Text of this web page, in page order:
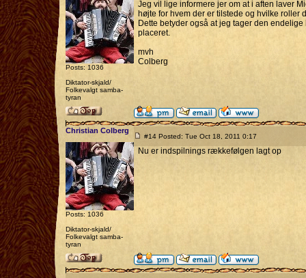
Posts: 1036
Diktator-skjald/
Folkevalgt samba-
tyran
Jeg vil lige informere jer om at i aften laver
højte for hvem der er tilstede og hvilke roller
Dette betyder også at jeg tager den
placeret.
mvh
Colberg
Christian Colberg
Posts: 1036
Diktator-skjald/
Folkevalgt samba-
tyran
#14 Posted: Tue Oct 18, 2011 0:17
Nu er indspilnings rækkefølgen lagt op